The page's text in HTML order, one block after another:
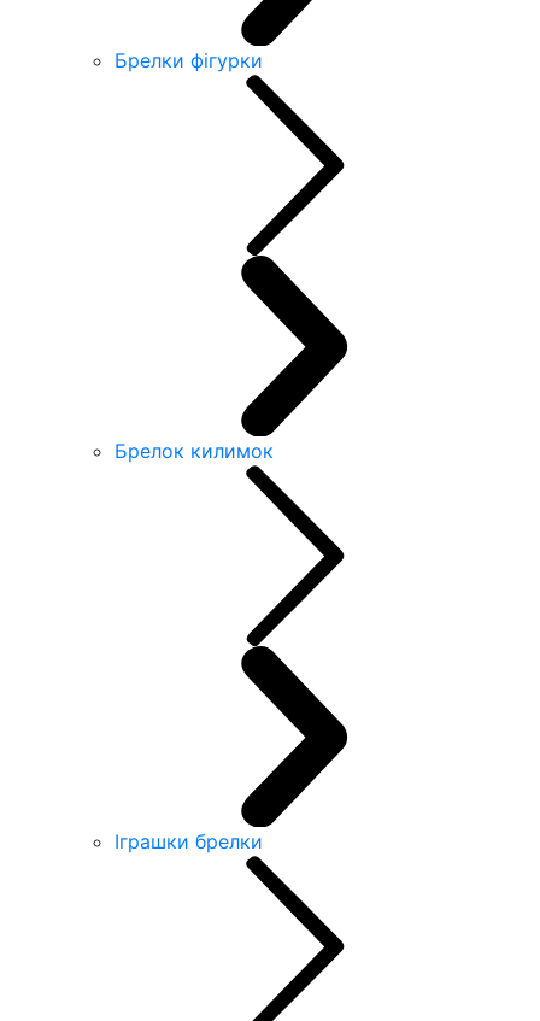
Брелки фігурки
Брелок килимок
Іграшки брелки